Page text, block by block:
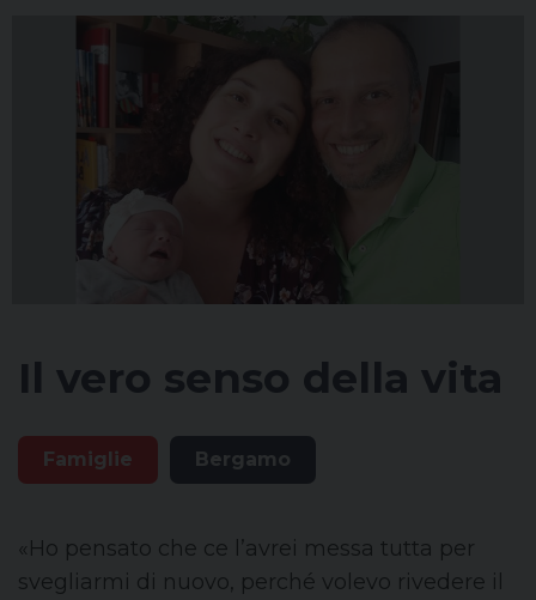
Il vero senso della vita
Famiglie Bergamo
«Ho pensato che ce l’avrei messa tutta per
svegliarmi di nuovo, perché volevo rivedere il